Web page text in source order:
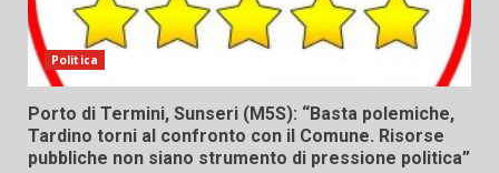
Politica
Porto di Termini, Sunseri (M5S): “Basta polemiche,
Tardino torni al confronto con il Comune. Risorse
pubbliche non siano strumento di pressione politica”